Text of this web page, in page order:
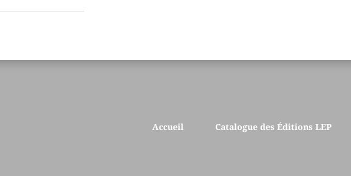
Accueil Catalogue des Éditions LEP